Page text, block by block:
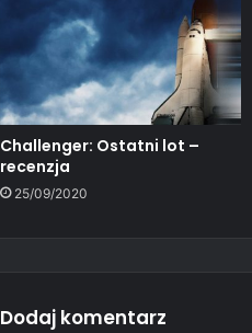
Challenger: Ostatni lot –
recenzja
25/09/2020
Dodaj komentarz